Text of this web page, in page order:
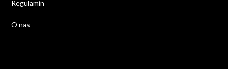
Regulamin
O nas